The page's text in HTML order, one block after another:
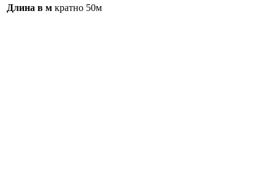
Длина в м кратно 50м